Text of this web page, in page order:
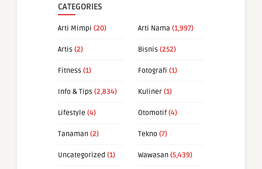
CATEGORIES
Arti Mimpi (20) Arti Nama (1,997)
Artis (2) Bisnis (252)
Fitness (1) Fotografi (1)
Info & Tips (2,834) Kuliner (1)
Lifestyle (4) Otomotif (4)
Tanaman (2) Tekno (7)
Uncategorized (1) Wawasan (5,439)